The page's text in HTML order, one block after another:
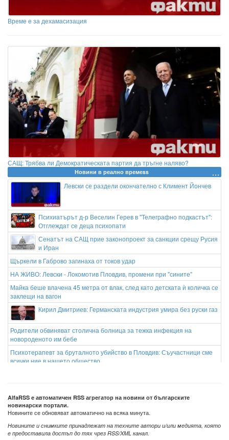
Време е за дехамасизация
САЩ: Трябва ли Демократическата партия да тръгне наляво?
Новини в реално времеss
Левски се раздели окончателно с Климент Йончев
Психиатърът д-р Веселин Герев в "Телеграфно подкастът":
Отглеждат се деца психопати
Сенатът на САЩ прие законопроект за санкции срещу Русия
и Иран
Щъркели в Габрово загинаха от токов удар
НА ЖИВО: Левски - Локомотив Пловдив, промени при "сините"
Майка беше влачена 45 метра от влак, след като детската ѝ количка се
заклещи на вагон
Кирил Дмитриев: Германската индустрия умира без руски газ
Родители обвиняват столична болница за тежка инфекция на
новороденото им бебе
Психотерапевт за бруталното убийство в Пловдив: Съучастници сме
всички ние в нашето общество
AlfaRSS е автоматичен RSS агрегатор на новини от българските
новинарски портали.
Новините се обновяват автоматично на всяка минута.
Новините и снимките принадлежат на техните автори и/или медията, която
е предоставила достъп до тях чрез RSS/XML канал.